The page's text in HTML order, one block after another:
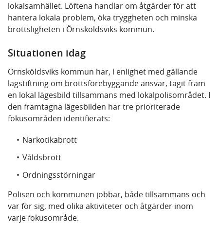
lokalsamhället. Löftena handlar om åtgärder för att
hantera lokala problem, öka tryggheten och minska
brottsligheten i Örnsköldsviks kommun.
Situationen idag
Örnsköldsviks kommun har, i enlighet med gällande
lagstiftning om brottsförebyggande ansvar, tagit fram
en lokal lägesbild tillsammans med lokalpolisområdet. I
den framtagna lägesbilden har tre prioriterade
fokusområden identifierats:
Narkotikabrott
Våldsbrott
Ordningsstörningar
Polisen och kommunen jobbar, både tillsammans och
var för sig, med olika aktiviteter och åtgärder inom
varje fokusområde.